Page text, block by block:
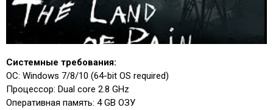
Системные требования:
ОС: Windows 7/8/10 (64-bit OS required)
Процессор: Dual core 2.8 GHz
Оперативная память: 4 GB ОЗУ